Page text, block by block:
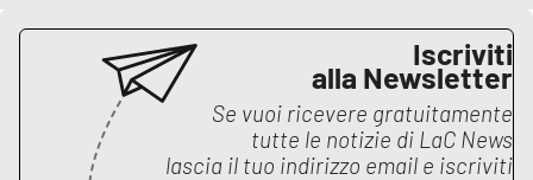
Iscriviti
alla Newsletter
Se vuoi ricevere gratuitamente
tutte le notizie di LaC News
lascia il tuo indirizzo email e iscriviti